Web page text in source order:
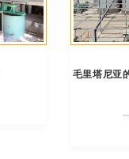
毛里塔尼亚